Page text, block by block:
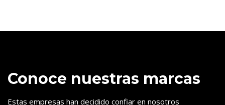
Conoce nuestras marcas
Estas empresas han decidido confiar en nosotros